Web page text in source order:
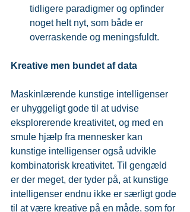
tidligere paradigmer og opfinder
noget helt nyt, som både er
overraskende og meningsfuldt.
Kreative men bundet af data
Maskinlærende kunstige intelligenser
er uhyggeligt gode til at udvise
eksplorerende kreativitet, og med en
smule hjælp fra mennesker kan
kunstige intelligenser også udvikle
kombinatorisk kreativitet. Til gengæld
er der meget, der tyder på, at kunstige
intelligenser endnu ikke er særligt gode
til at være kreative på en måde, som for